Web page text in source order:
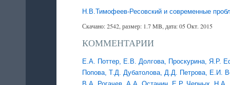
Н.В.Тимофеев-Ресовский и современные
Скачано: 2542, размер: 1.7 MB, дата: 05 Окт. 2015
КОММЕНТАРИИ
Е.А. Поттер, Е.В. Долгова, Проскурина,
Попова, Т.Д. Дубатолова, Д.Д. Петрова,